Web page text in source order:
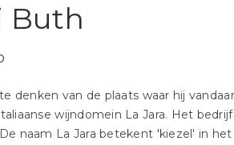
Buth
denken van de plaats waar hij
wijndomein La Jara. Het
naam La Jara betekent 'kiezel' in